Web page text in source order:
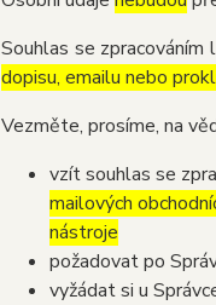
Souhlas se
dopisu, emailu nebo
Vezměte, prosíme, na
vzít souhlas se
mailových
nástroje
požadovat po
vyžádat si u